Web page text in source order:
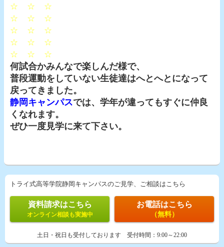
☆ ☆ ☆
☆ ☆ ☆
☆ ☆ ☆
☆ ☆ ☆
☆ ☆ ☆
何試合かみんなで楽しんだ様で、
普段運動をしていない生徒達はへとへとになって
戻ってきました。
静岡キャンパスでは、学年が違ってもすぐに仲良
くなれます。
ぜひ一度見学に来て下さい。
トライ式高等学院静岡キャンパスのご見学、ご相談はこちら
資料請求はこちら
オンライン相談も実施中
お電話はこちら
（無料）
土日・祝日も受付しております 受付時間： 9:00～22:00